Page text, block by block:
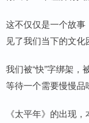
这不仅仅是一个故
见了我们当下的文化
我们被“快”字绑架，
等待一个需要慢慢品
《太平年》的出现